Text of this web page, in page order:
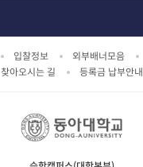
입찰정보 외부배너모음
찾아오시는 길
등록금 납부안내